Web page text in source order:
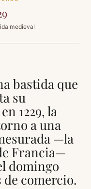
medieval
bastida que
su
1229, la
a una
—la
Francia—
domingo
comercio.